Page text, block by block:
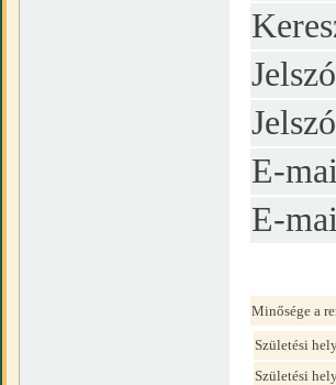
E-
E-
Minősége a
Születési
Születési